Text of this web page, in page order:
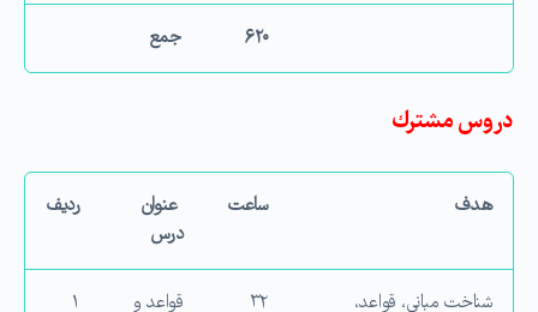
جمع
دروس مشترك
هدف ساعت
عنوان
درس
ردیف
شناخت مبانی، قواعد،
قواعد و
۱